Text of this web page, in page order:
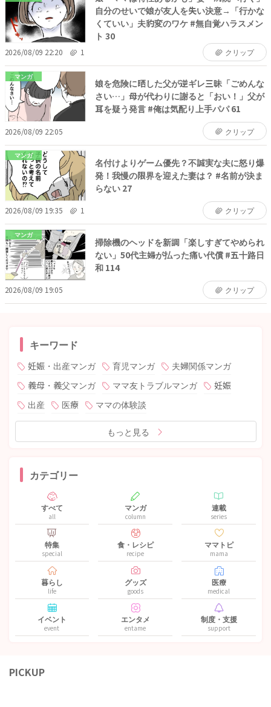
自分のせいで娘が友人を失い決意→「行かな
くていい」夫豹変のワケ #無自覚ハラスメン
ト 30
2026/08/09 22:20 1 クリップ
マンガ
娘を危険に晒した父が逆ギレ三昧「ごめんな
さい…」母が代わりに謝ると「おい！」父が
耳を疑う発言 #俺は気配り上手パパ 61
2026/08/09 22:05 クリップ
マンガ
名付けよりゲーム優先？不誠実な夫に怒り爆
発！我慢の限界を迎えた妻は？ #名前が決ま
らない 27
2026/08/09 19:35 1 クリップ
マンガ
掃除機のヘッドを新調「楽しすぎてやめられ
ない」50代主婦が払った痛い代償 #五十路日
和 114
2026/08/09 19:05 クリップ
キーワード
妊娠・出産マンガ 育児マンガ
夫婦関係マンガ
義母・義父マンガ
ママ友トラブルマンガ
妊娠
出産
医療 ママの体験談
もっと見る
カテゴリー
すべて
all
マンガ
column
連載
series
特集
special
食・レシピ
recipe
ママトピ
mama
暮らし
life
グッズ
goods
医療
medical
イベント
event
エンタメ
entame
制度・支援
support
PICKUP